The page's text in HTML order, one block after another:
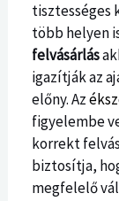
tisztességes
több helyen
felvásárlás
igazítják az
előny. Az
figyelembe
korrekt
biztosítja,
megfelelő